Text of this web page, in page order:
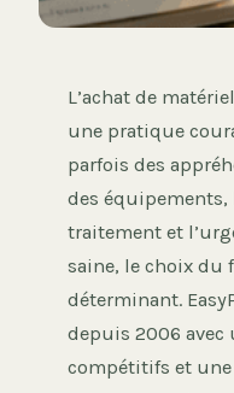
L’achat de
une pratique
parfois des
des
traitement et
saine, le choix du
déterminant.
depuis 2006 avec
compétitifs et